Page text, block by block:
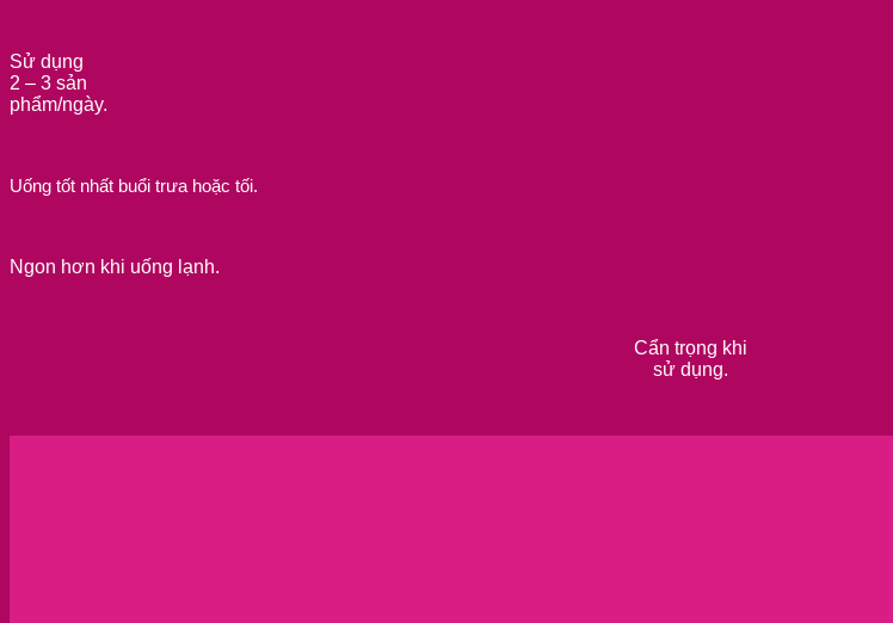
Sử dụng
2 – 3 sản
phẩm/ngày.
Uống tốt nhất buổi trưa hoặc tối.
Ngon hơn khi uống lạnh.
Cẩn trọng khi
sử dụng.